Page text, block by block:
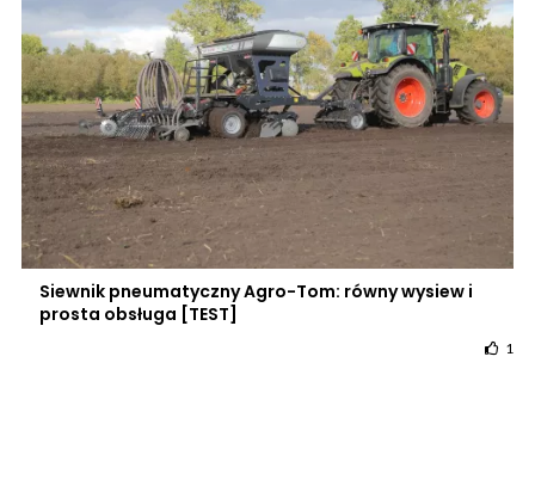
Siewnik pneumatyczny Agro-Tom: równy wysiew i
prosta obsługa [TEST]
1